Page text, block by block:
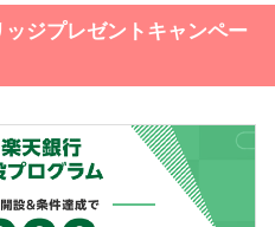
ジプレゼントキャンペー